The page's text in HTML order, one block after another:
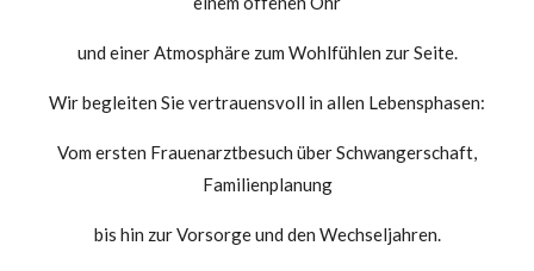
und einer Atmosphäre zum Wohlfühlen zur Seite.
Wir begleiten Sie vertrauensvoll in allen Lebensphasen:
Vom ersten Frauenarztbesuch über Schwangerschaft,
Familienplanung
bis hin zur Vorsorge und den Wechseljahren.